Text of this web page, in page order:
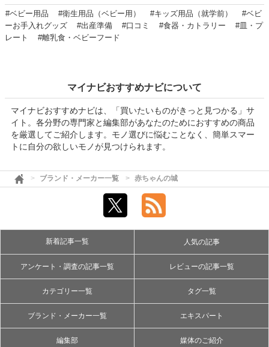
#ベビー用品 #衛生用品（ベビー用） #キッズ用品（就学前）
#ベビ
ーお手入れグッズ
#出産準備 #口コミ #食器・カトラリー
#皿・プ
レート
#離乳食・ベビーフード
マイナビおすすめナビについて
マイナビおすすめナビは、「買いたいものがきっと見つかる」サ
イト。各分野の専門家と編集部があなたのためにおすすめの商品
を厳選してご紹介します。モノ選びに悩むことなく、簡単スマー
トに自分の欲しいモノが見つけられます。
ブランド・メーカー一覧 赤ちゃんの城
新着記事一覧 人気の記事
アンケート・調査の記事一覧 レビューの記事一覧
カテゴリー一覧 タグ一覧
ブランド・メーカー一覧 エキスパート
編集部 媒体のご紹介